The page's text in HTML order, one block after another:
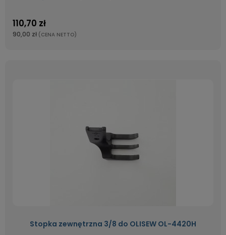
110,70 zł
90,00 zł (CENA NETTO)
Stopka zewnętrzna 3/8 do OLISEW OL-4420H